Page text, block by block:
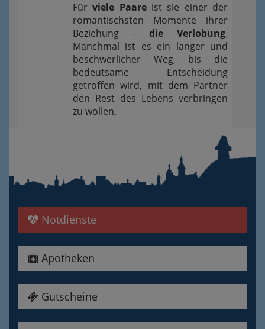
Fürviele Paareist sie einer der
romantischsten Momente ihrer
Beziehung - die Verlobung.
Manchmal ist es ein langer und
beschwerlicher Weg, bis die
bedeutsame Entscheidung
getroffen wird, mit dem Partner
den Rest des Lebens verbringen
zu wollen.
Notdienste
Apotheken
Gutscheine